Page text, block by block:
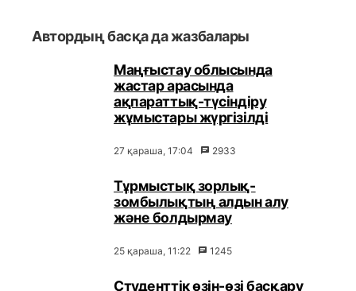
Автордың басқа да жазбалары
Маңғыстау облысында
жастар арасында
ақпараттық-түсіндіру
жұмыстары жүргізілді
27 қараша, 17:04 2933
Тұрмыстық зорлық-
зомбылықтың алдын алу
және болдырмау
25 қараша, 11:22 1245
Студенттік өзін-өзі басқару